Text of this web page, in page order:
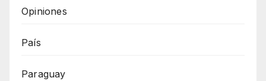
Opiniones
País
Paraguay